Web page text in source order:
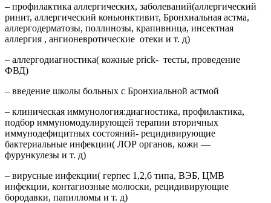
– профилактика аллергических, заболеваний(аллергический
ринит, аллергический коньюнктивит, Бронхиальная астма,
аллергодерматозы, поллинозы, крапивница, инсектная
аллергия , ангионевротические отеки и т. д)
– аллергодиагностика( кожные prick- тесты, проведение
ФВД)
– введение школы больных с Бронхиальной астмой
– клиническая иммунология:диагностика, профилактика,
подбор иммуномодулирующей терапии вторичных
иммунодефицитных состояний- рецидивирующие
бактериальные инфекции( ЛОР органов, кожи —
фурункулезы и т. д)
– вирусные инфекции( герпес 1,2,6 типа, ВЭБ, ЦМВ
инфекции, контагиозные молюски, рецидивирующие
бородавки, папилломы и т. д)